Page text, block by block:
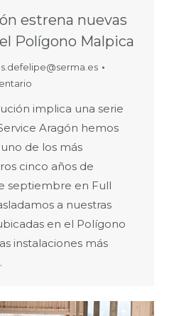
estrena nuevas
Polígono Malpica
s.defelipe@serma.es
implica una serie
Aragón hemos
de los más
cinco años de
septiembre en Full
a nuestras
en el Polígono
instalaciones más